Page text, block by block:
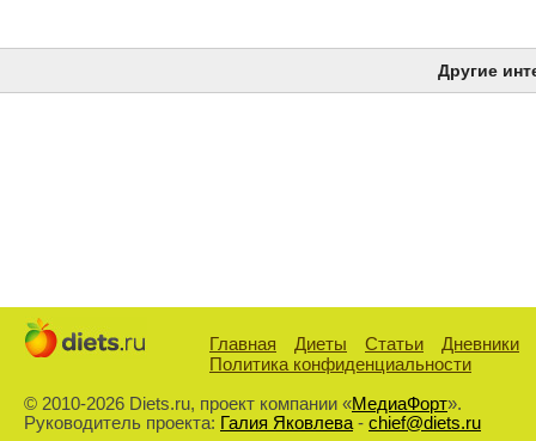
Другие
Главная Диеты Статьи
Дневники
Политика конфиденциальности
© 2010-2026 Diets.ru, проект компании «МедиаФорт».
Руководитель проекта: Галия Яковлева- chief@diets.ru